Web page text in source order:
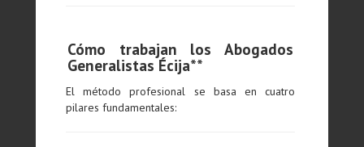
Cómo trabajan los Abogados
Generalistas Écija**
El método profesional se basa en cuatro
pilares fundamentales: